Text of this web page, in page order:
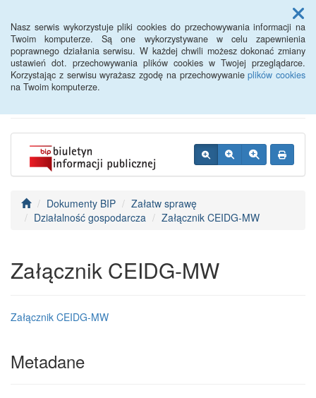
Nasz serwis wykorzystuje pliki cookies do przechowywania informacji na
Twoim komputerze. Są one wykorzystywane w celu zapewnienia
poprawnego działania serwisu. W każdej chwili możesz dokonać zmiany
ustawień dot. przechowywania plików cookies w Twojej przeglądarce.
Korzystając z serwisu wyrażasz zgodę na przechowywanieplików cookies
na Twoim komputerze.
Menu
BIP - Urząd Miejski
Wyśmierzyce
Dokumenty BIP
Załatw sprawę
Działalność gospodarcza
Załącznik CEIDG-MW
Załącznik CEIDG-MW
Załącznik CEIDG-MW
Metadane